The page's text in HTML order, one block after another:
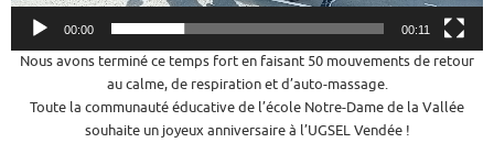
00:00 00:11
Nous avons terminé ce temps fort en faisant 50 mouvements de retour
au calme, de respiration et d’auto-massage.
Toute la communauté éducative de l’école Notre-Dame de la Vallée
souhaite un joyeux anniversaire à l’UGSEL Vendée !